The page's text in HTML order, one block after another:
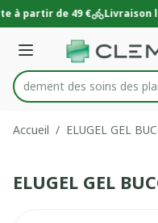
Aller au contenu
1 de 1
à partir de 49 € Livraison
Menu
Rechercher
rapidement des soins des
Accueil / ELUGEL GEL
ELUGEL GEL